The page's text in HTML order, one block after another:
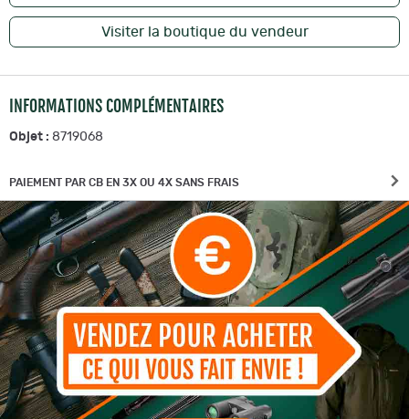
Visiter la boutique du vendeur
INFORMATIONS COMPLÉMENTAIRES
Objet : 8719068
PAIEMENT PAR CB EN 3X OU 4X SANS FRAIS